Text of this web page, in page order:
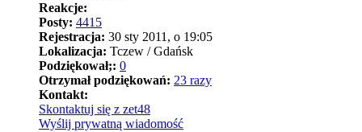
Reakcje:
Posty: 4415
Rejestracja: 30 sty 2011, o 19:05
Lokalizacja: Tczew / Gdańsk
Podziękował;: 0
Otrzymał podziękowań: 23 razy
Kontakt:
Skontaktuj się z zet48
Wyślij prywatną wiadomość